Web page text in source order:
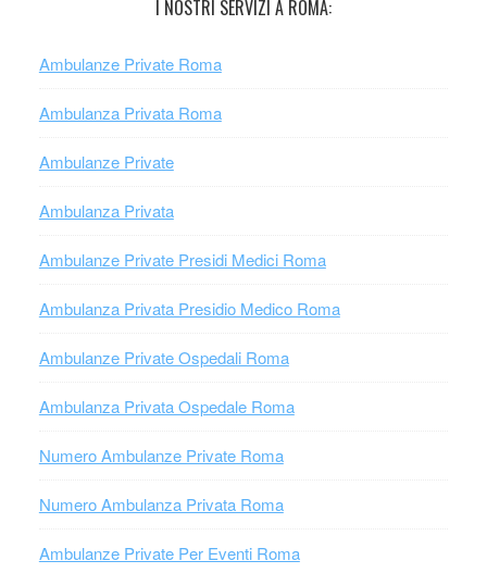
I NOSTRI SERVIZI A ROMA:
Ambulanze Private Roma
Ambulanza Privata Roma
Ambulanze Private
Ambulanza Privata
Ambulanze Private Presidi Medici Roma
Ambulanza Privata Presidio Medico Roma
Ambulanze Private Ospedali Roma
Ambulanza Privata Ospedale Roma
Numero Ambulanze Private Roma
Numero Ambulanza Privata Roma
Ambulanze Private Per Eventi Roma